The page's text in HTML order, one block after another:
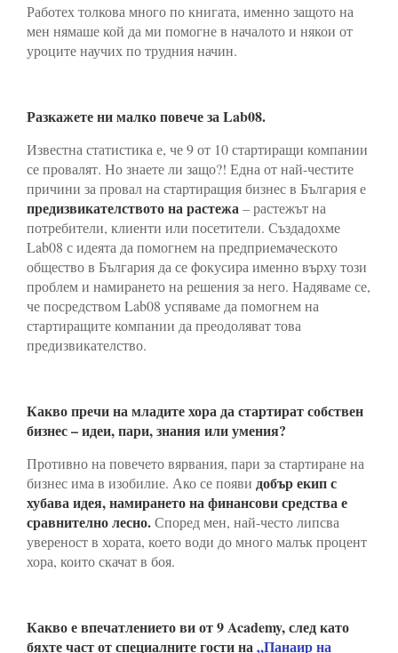
Работех толкова много по книгата, именно защото на
мен нямаше кой да ми помогне в началото и някои от
уроците научих по трудния начин.
Разкажете ни малко повече за Lab08.
Известна статистика е, че 9 от 10 стартиращи компании
се провалят. Но знаете ли защо?! Една от най-честите
причини за провал на стартиращия бизнес в България е
предизвикателството на растежа – растежът на
потребители, клиенти или посетители. Създадохме
Lab08 с идеята да помогнем на предприемаческoто
общество в България да се фокусира именно върху този
проблем и намирането на решения за него. Надяваме се,
че посредством Lab08 успяваме да помогнем на
стартиращите компании да преодоляват това
предизвикателство.
Какво пречи на младите хора да стартират собствен
бизнес – идеи, пари, знания или умения?
Противно на повечето вярвания, пари за стартиране на
бизнес има в изобилие. Ако се появи добър екип с
хубава идея, намирането на финансови средства е
сравнително лесно.Според мен, най-често липсва
увереност в хората, което води до много малък процент
хора, които скачат в боя.
Какво е впечатлението ви от 9 Academy, след като
бяхте част от специалните гости на „Панаир на